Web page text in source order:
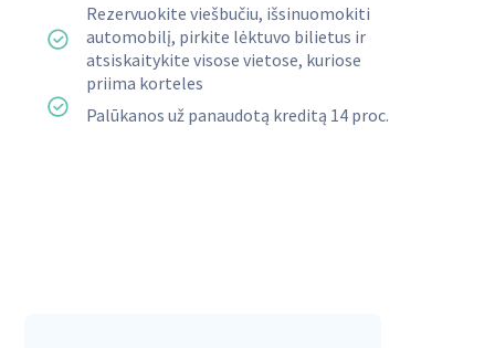
Rezervuokite viešbučiu, išsinuomokiti
automobilį, pirkite lėktuvo bilietus ir
atsiskaitykite visose vietose, kuriose
priima korteles
Palūkanos už panaudotą kreditą 14 proc.